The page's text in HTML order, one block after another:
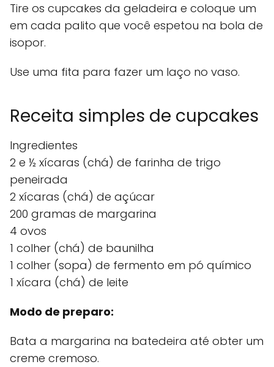
Tire os cupcakes da geladeira e coloque um
em cada palito que você espetou na bola de
isopor.
Use uma fita para fazer um laço no vaso.
Receita simples de cupcakes
Ingredientes
2 e ½ xícaras (chá) de farinha de trigo
peneirada
2 xícaras (chá) de açúcar
200 gramas de margarina
4 ovos
1 colher (chá) de baunilha
1 colher (sopa) de fermento em pó químico
1 xícara (chá) de leite
Modo de preparo:
Bata a margarina na batedeira até obter um
creme cremoso.